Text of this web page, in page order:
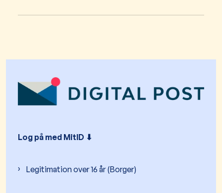
Log på med MitID ⬇︎
Legitimation over 16 år (Borger)